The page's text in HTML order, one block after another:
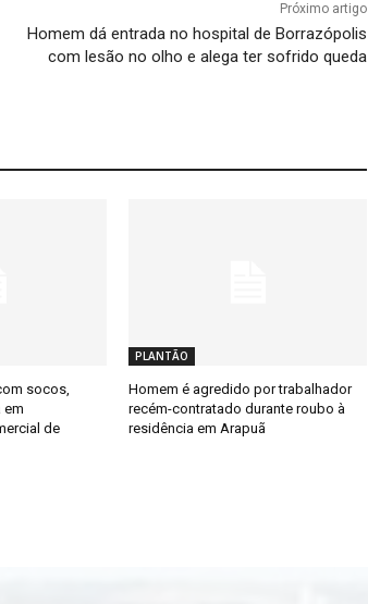
Próximo artigo
Homem dá entrada no hospital de Borrazópolis
com lesão no olho e alega ter sofrido queda
socos,
em
de
PLANTÃO
Homem é agredido por trabalhador
recém-contratado durante roubo à
residência em Arapuã